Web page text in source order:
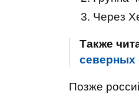
Через
Также
северных
Позже